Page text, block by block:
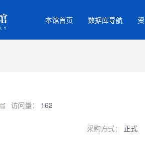
本馆首页 数据库导航
访问量： 162
采购方式： 正式